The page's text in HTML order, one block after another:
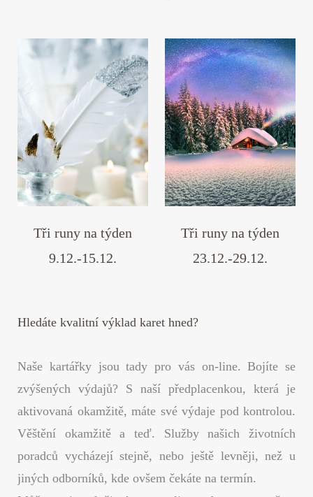
Tři runy na týden
23.12.-29.12.
Tři runy na týden
9.12.-15.12.
Hledáte kvalitní výklad karet hned?
Naše kartářky jsou tady pro vás on-line. Bojíte se
zvýšených výdajů? S naší předplacenkou, která je
aktivovaná okamžitě, máte své výdaje pod kontrolou.
Věštění okamžitě a teď. Služby našich životních
poradců vycházejí stejně, nebo ještě levněji, než u
jiných odborníků, kde ovšem čekáte na termín.